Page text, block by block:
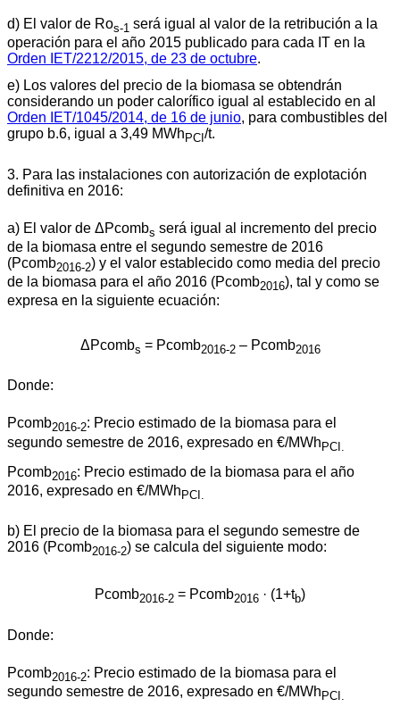
d) El valor de Ros-1 será igual al valor de la retribución a la
operación para el año 2015 publicado para cada IT en la
Orden IET/2212/2015, de 23 de octubre.
e) Los valores del precio de la biomasa se obtendrán
considerando un poder calorífico igual al establecido en al
Orden IET/1045/2014, de 16 de junio, para combustibles del
grupo b.6, igual a 3,49 MWh PCI /t.
3. Para las instalaciones con autorización de explotación
definitiva en 2016:
a) El valor de ΔPcombs será igual al incremento del precio
de la biomasa entre el segundo semestre de 2016
(Pcomb2016-2) y el valor establecido como media del precio
de la biomasa para el año 2016 (Pcomb2016), tal y como se
expresa en la siguiente ecuación:
ΔPcombs = Pcomb2016-2– Pcomb2016
Donde:
Pcomb2016-2: Precio estimado de la biomasa para el
segundo semestre de 2016, expresado en €/MWh PCI.
Pcomb2016: Precio estimado de la biomasa para el año
2016, expresado en €/MWh PCI.
b) El precio de la biomasa para el segundo semestre de
2016 (Pcomb2016-2) se calcula del siguiente modo:
Pcomb2016-2 = Pcomb2016 · (1+tb)
Donde:
Pcomb2016-2: Precio estimado de la biomasa para el
segundo semestre de 2016, expresado en €/MWh PCI.